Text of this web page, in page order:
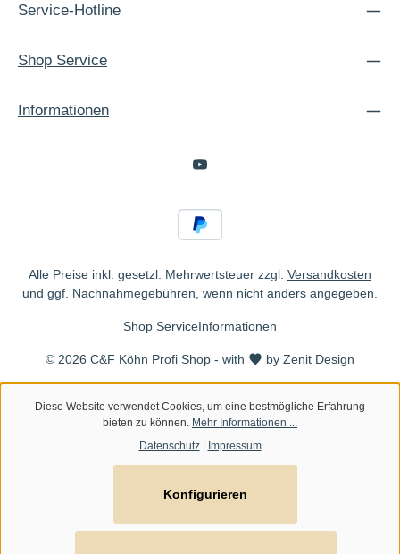
Service-Hotline
Shop Service
Informationen
Alle Preise inkl. gesetzl. Mehrwertsteuer zzgl. Versandkosten
und ggf. Nachnahmegebühren, wenn nicht anders angegeben.
© 2026 C&F Köhn Profi Shop - with byZenit Design
Shop ServiceInformationen
Diese Website verwendet Cookies, um eine bestmögliche Erfahrung
bieten zu können. Mehr Informationen ...
Datenschutz| Impressum
Konfigurieren